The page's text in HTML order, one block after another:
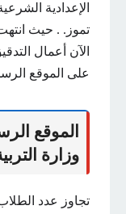
تموز. . حيث
الآن أعمال
على الموقع
وزارة
تجاوز عدد